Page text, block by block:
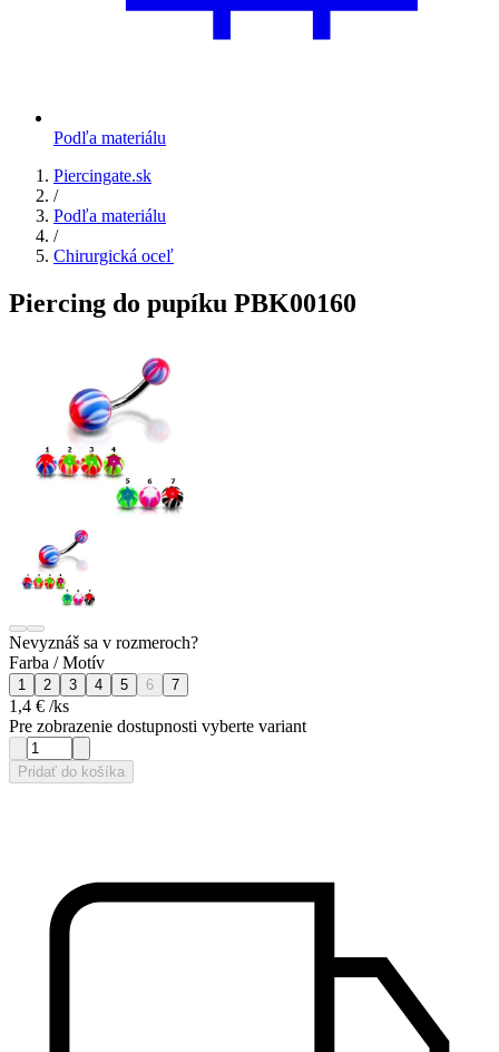
Podľa materiálu
Piercingate.sk
/
Podľa materiálu
/
Chirurgická oceľ
Piercing do pupíku PBK00160
Nevyznáš sa v rozmeroch?
Farba / Motív
1 2 3 4 5 6 7
1,4 € /ks
Pre zobrazenie dostupnosti vyberte variant
Pridať do košíka